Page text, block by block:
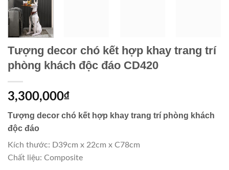
Tượng decor chó kết hợp khay trang trí
phòng khách độc đáo CD420
3,300,000₫
Tượng decor chó kết hợp khay trang trí phòng khách
độc đáo
Kích thước: D39cm x 22cm x C78cm
Chất liệu: Composite